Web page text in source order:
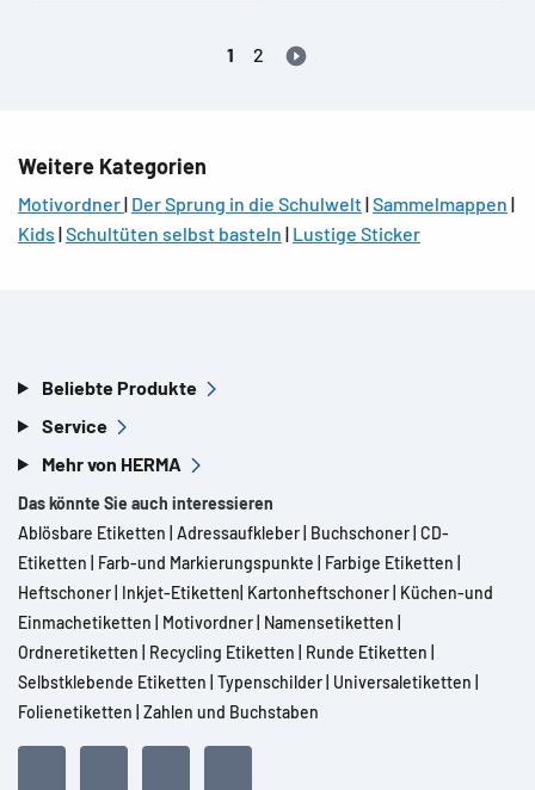
1 2
Weitere Kategorien
Motivordner| Der Sprung in die Schulwelt|Sammelmappen |
Kids |Schultüten selbst basteln | Lustige Sticker
Beliebte Produkte
Service
Mehr von HERMA
Das könnte Sie auch interessieren
Ablösbare Etiketten Adressaufkleber Buchschoner CD-
Etiketten
Farb-und Markierungspunkte Farbige Etiketten
Heftschoner Inkjet-Etiketten Kartonheftschoner Küchen-und
Einmachetiketten
Motivordner Namensetiketten
Ordneretiketten
Recycling Etiketten Runde Etiketten
Selbstklebende Etiketten Typenschilder Universaletiketten
Folienetiketten Zahlen und Buchstaben